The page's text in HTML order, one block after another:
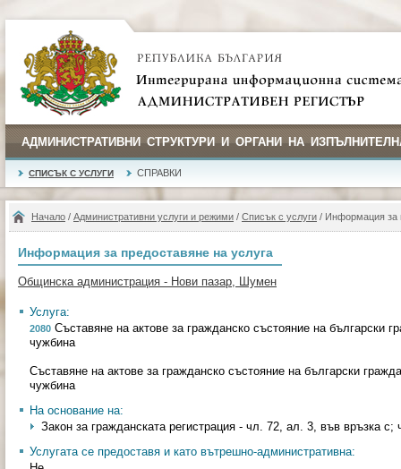
АДМИНИСТРАТИВНИ СТРУКТУРИ И ОРГАНИ НА
СПИСЪК С УСЛУГИ СПРАВКИ
Начало / Административни услуги и режими / Списък с услуги / Информация за
Информация за предоставяне на услуга
Общинска администрация - Нови пазар, Шумен
Услуга:
2080 Съставяне на актове за гражданско състояние на български
чужбина
Съставяне на актове за гражданско състояние на български
чужбина
На основание на:
Закон за гражданската регистрация - чл. 72, ал. 3, във връзка с;
Услугата се предоставя и като вътрешно-административна: